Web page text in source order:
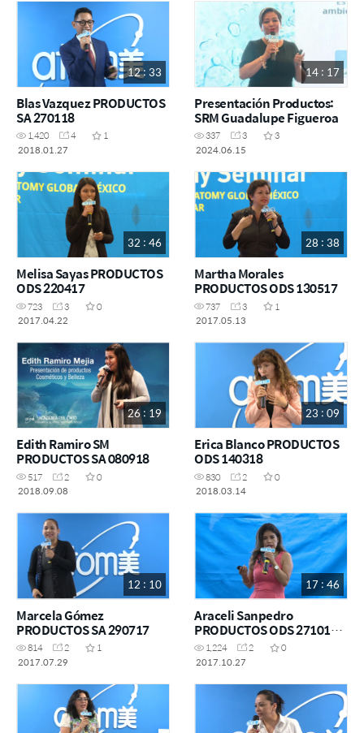
12 : 33
Blas Vazquez PRODUCTOS
SA 270118
1,420 4
1
2018.01.27
14 : 17
Presentación Productos:
SRM Guadalupe Figueroa
337 3
3
2024.06.15
32 : 46
Melisa Sayas PRODUCTOS
ODS 220417
723 3
0
2017.04.22
28 : 38
Martha Morales
PRODUCTOS ODS 130517
737 3
1
2017.05.13
26 : 19
Edith Ramiro SM
PRODUCTOS SA 080918
517 2
0
2018.09.08
23 : 09
Erica Blanco PRODUCTOS
ODS 140318
830 2
0
2018.03.14
12 : 10
Marcela Gómez
PRODUCTOS SA 290717
814 2
1
2017.07.29
17 : 46
Araceli Sanpedro
PRODUCTOS ODS 271017
Pebla
1,224 2
0
2017.10.27